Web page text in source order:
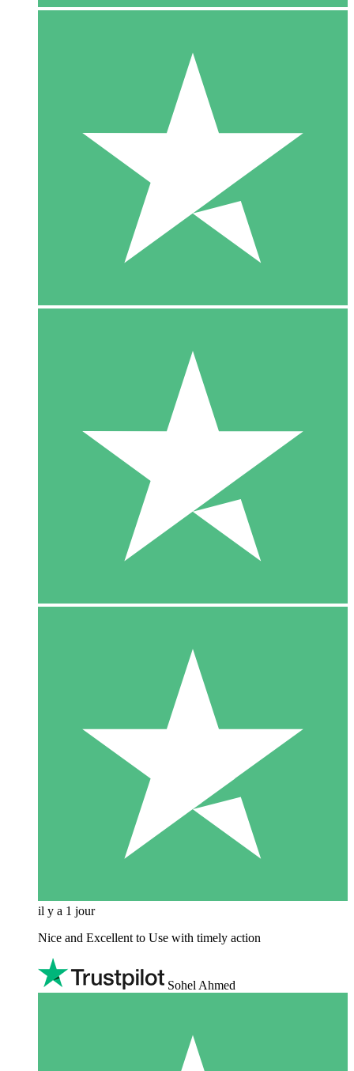
il y a 1 jour
Nice and Excellent to Use with timely action
Sohel Ahmed